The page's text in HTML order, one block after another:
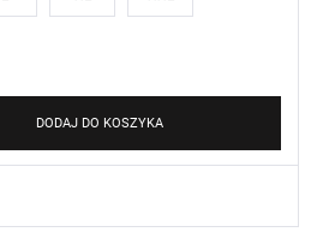
DODAJ DO KOSZYKA